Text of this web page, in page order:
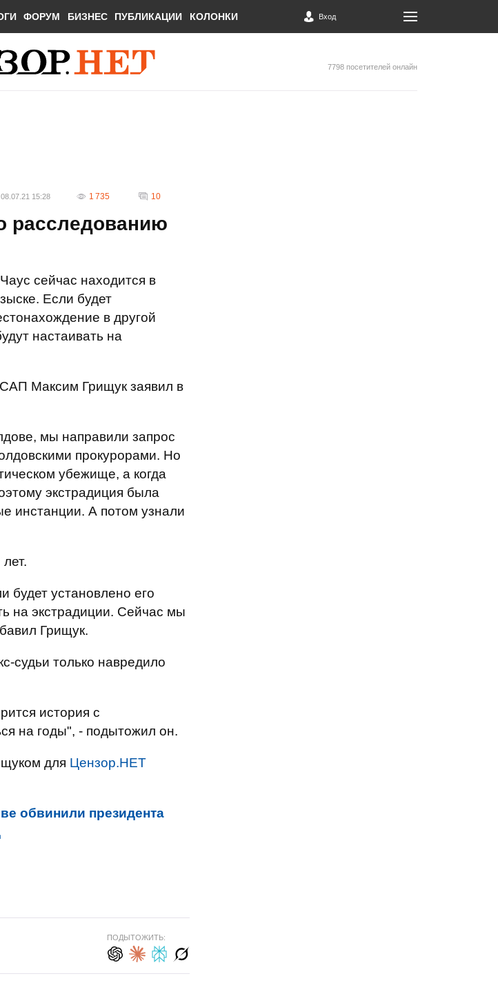
ФОРУМ БИЗНЕС ПУБЛИКАЦИИ КОЛОНКИ Вход
7798 посетителей онлайн
08.07.21 15:28 1 735 10
расследованию
сейчас находится в
Если будет
в другой
настаивать на
Максим Грищук заявил в
мы направили запрос
прокурорами. Но
убежище, а когда
экстрадиция была
инстанции. А потом узнали
будет установлено его
на экстрадиции. Сейчас мы
Грищук.
судьи только навредило
история с
на годы", - подытожил он.
для Цензор.НЕТ
обвинили президента
ПОДЫТОЖИТЬ: